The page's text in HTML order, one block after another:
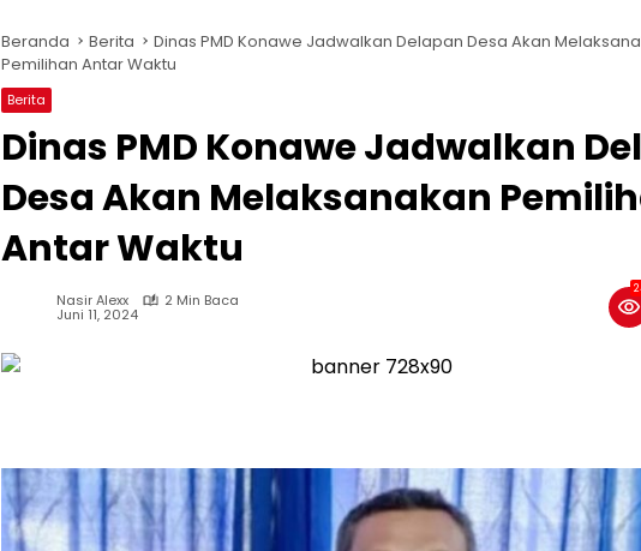
Beranda Berita
Dinas PMD Konawe Jadwalkan Delapan Desa Akan
Pemilihan Antar Waktu
Berita
Dinas PMD Konawe Jadwalkan
Desa Akan Melaksanakan
Antar Waktu
Nasir Alexx 2 Min Baca
Juni 11, 2024